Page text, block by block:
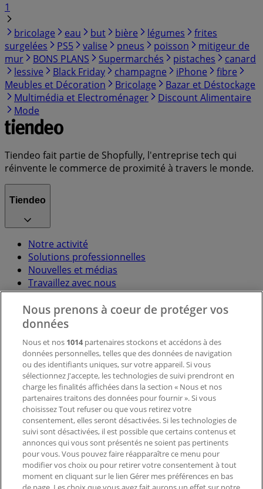
1
bricolage
eau but bière légumes
frites
surgelées
PS5 valise pneus poisson
mitigeur de
mur
BONS PLANS Supermarchés pistaches
canard
lessive
Black Friday champagne iPhone
fibre
Meubles et Décoration
Bricolage
Bazar et Déstockage
Multimédia et Electroménager
Discount Alimentaire
Mode
Tiendeo fait partie de Shopfully, l'entreprise tech qui
réinvente le commerce de proximité à travers le monde.
Tiendeo
Notre activité
Solutions professionnelles
Nouvelles et médias
Travaillez avec nous
Contactez-nous
Demande marketing et professionnelle
Magasin mal situé sur la carte
Signaler un prospectus
Vous rencontrez un problème technique sur l’appli
ou le site?
Index
Marques
Nous prenons à coeur de protéger vos
données
Nous et nos 1014partenaires stockons et accédons à des
données personnelles, telles que des données de navigation
ou des identifiants uniques, sur votre appareil. Si vous
sélectionnez J'accepte, les technologies de suivi prendront en
charge les finalités affichées dans la section « Nous et nos
partenaires traitons des données pour fournir ». Si vous
choisissez Tout refuser ou que vous retirez votre
consentement, elles seront désactivées. Si les technologies de
suivi sont désactivées, il est possible que certains contenus et
annonces qui vous sont présentés ne soient pas pertinents
pour vous. Vous pouvez faire réapparaître ce menu pour
modifier vos choix ou pour retirer votre consentement à tout
moment en cliquant sur le lien Gérer mes préférences en bas